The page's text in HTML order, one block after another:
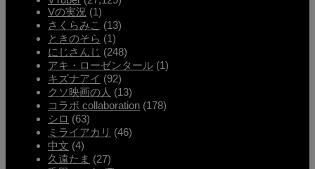
Vの実況 (1)
さくらみこ (13)
ときのそら (1)
にじさんじ (248)
アキ・ローゼンタール (1)
キズナアイ (92)
クソ映画の人 (13)
コラボ collaboration (178)
シロ (63)
ミライアカリ (46)
中文 (4)
久遠たま (27)